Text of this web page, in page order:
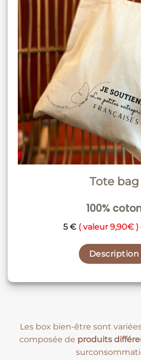
Tote bag
100%
5 €( valeur 9,90€ )
Description
Les box bien-être sont
composée de produits